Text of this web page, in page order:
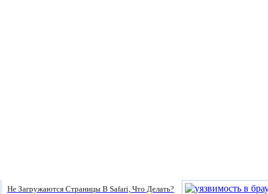
Не Загружаются Страницы В Safari, Что Делать?